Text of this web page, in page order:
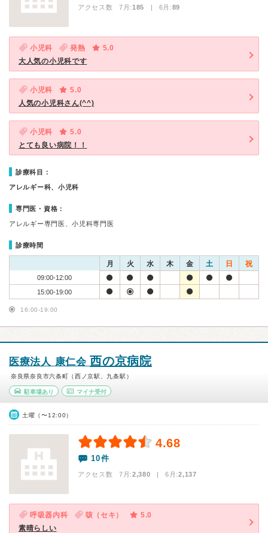
アクセス数 7月:185 | 6月:89
小児科 発熱
5.0
大人気の小児科です
小児科
5.0
人気の小児科さん(^^)
小児科
5.0
とても良い病院！！
診療科目：
アレルギー科、小児科
専門医・資格：
アレルギー専門医、小児科専門医
診療時間
月 火 水 木 金 土 日 祝
09:00-12:00
15:00-19:00
16:00-19:00
医療法人 康仁会 西の京病院
奈良県奈良市六条町（西ノ京駅、九条駅）
駐車場あり マイナ受付
土曜（〜12:00）
4.68
10件
アクセス数 7月:2,380 | 6月:2,137
呼吸器内科 咳（セキ）
5.0
素晴らしい